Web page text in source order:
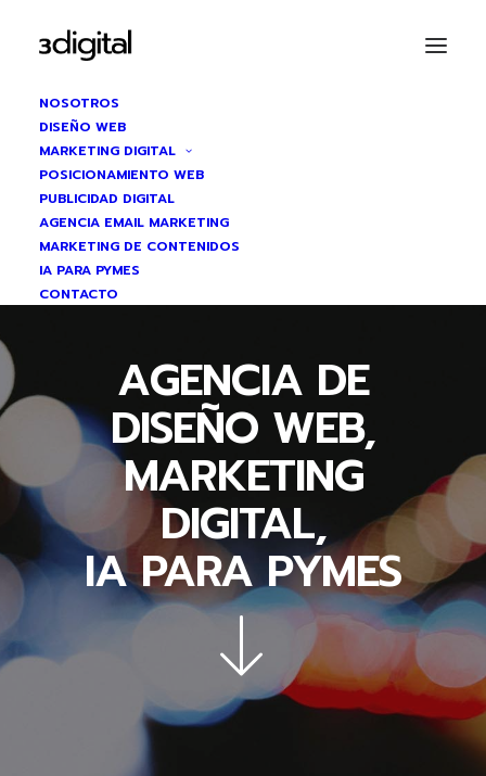
NOSOTROS
DISEÑO WEB
MARKETING DIGITAL
POSICIONAMIENTO WEB
PUBLICIDAD DIGITAL
AGENCIA EMAIL MARKETING
MARKETING DE CONTENIDOS
IA PARA PYMES
CONTACTO
AGENCIA DE
DISEÑO WEB,
MARKETING
DIGITAL,
IA PARA PYMES